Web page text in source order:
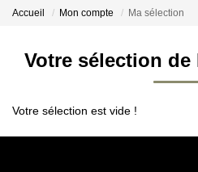
Accueil Mon compte Ma sélection
Votre sélection de
Votre sélection est vide !